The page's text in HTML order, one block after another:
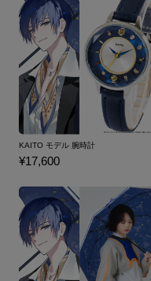
KAITO モデル 腕時計
¥17,600